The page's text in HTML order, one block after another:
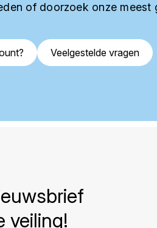
of doorzoek onze meest
Veelgestelde vragen
veiling!